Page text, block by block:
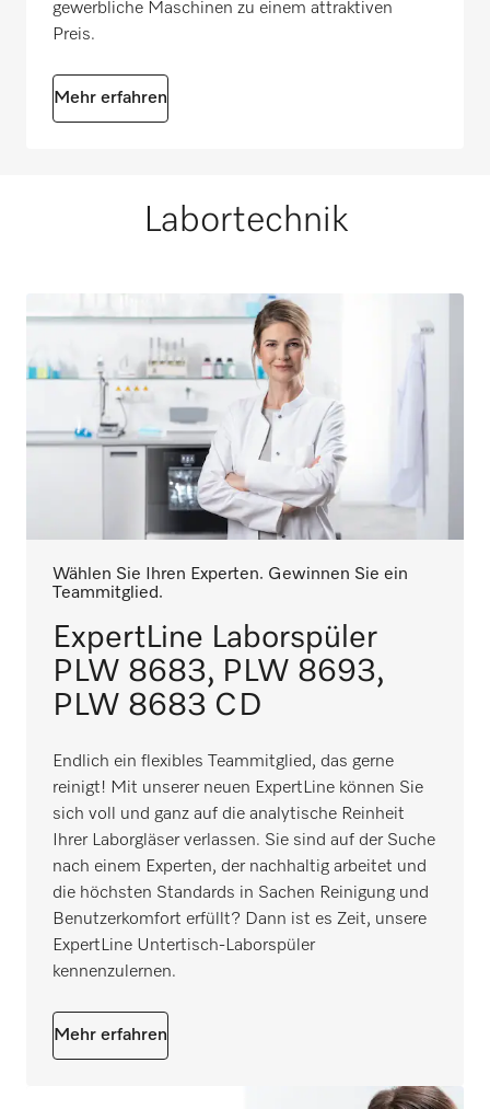
gewerbliche Maschinen zu einem attraktiven
Preis.
Mehr erfahren
Labortechnik
Wählen Sie Ihren Experten. Gewinnen Sie ein
Teammitglied.
ExpertLine Laborspüler
PLW 8683, PLW 8693,
PLW 8683 CD
Endlich ein flexibles Teammitglied, das gerne
reinigt! Mit unserer neuen ExpertLine können Sie
sich voll und ganz auf die analytische Reinheit
Ihrer Laborgläser verlassen. Sie sind auf der Suche
nach einem Experten, der nachhaltig arbeitet und
die höchsten Standards in Sachen Reinigung und
Benutzerkomfort erfüllt? Dann ist es Zeit, unsere
ExpertLine Untertisch-Laborspüler
kennenzulernen.
Mehr erfahren